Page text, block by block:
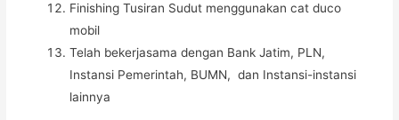
Finishing Tusiran Sudut menggunakan cat duco
mobil
Telah bekerjasama dengan Bank Jatim, PLN,
Instansi Pemerintah, BUMN, dan Instansi-instansi
lainnya